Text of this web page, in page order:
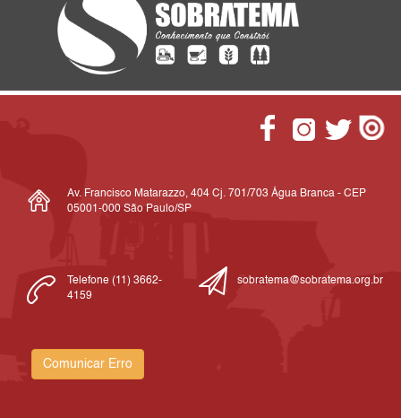
Av. Francisco Matarazzo, 404 Cj. 701/703 Água Branca - CEP
05001-000 São Paulo/SP
Telefone (11) 3662-
4159
sobratema@sobratema.org.br
Comunicar Erro